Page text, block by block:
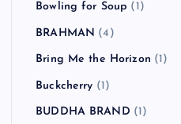
Bowling for Soup (1)
BRAHMAN (4)
Bring Me the Horizon (1)
Buckcherry (1)
BUDDHA BRAND (1)